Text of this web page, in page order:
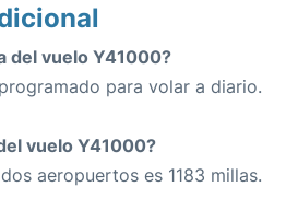
del vuelo Y41000?
para volar a diario.
vuelo Y41000?
aeropuertos es 1183 millas.